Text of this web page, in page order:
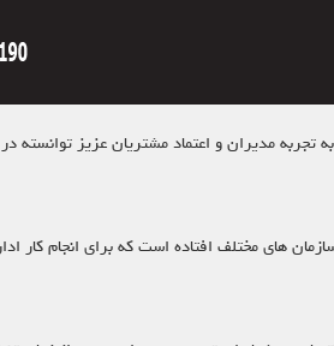
گذار در بین سایت های مختلف خرید کاغذ باطله ، مجموعه بزرگ کاغذ 24 است که با اتکا به تجربه
های مختلف افتاده است که برای انجام کار